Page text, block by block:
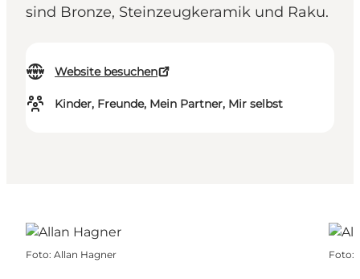
sind Bronze, Steinzeugkeramik und Raku.
Website besuchen
Kinder, Freunde, Mein Partner, Mir selbst
Foto: Allan Hagner Foto: